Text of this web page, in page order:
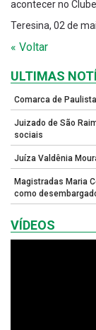
acontecer no
Teresina, 02 de
« Voltar
ULTIMAS
Comarca de
Juizado de São
sociais
Juíza Valdênia
Magistradas Maria
como
VÍDEOS